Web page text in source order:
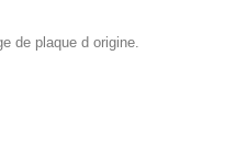
de plaque d origine.